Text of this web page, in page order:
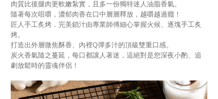
肉質比後腿肉更軟嫩紮實，且多一份獨特迷人油脂香氣。
隨著每次咀嚼，濃郁肉香在口中層層釋放，越嚼越過癮！
匠人手工炙烤．完美鎖汁由專業師傅細心掌握火候、逐塊手工炙
烤。
打造出外層微焦酥香、內裡Q彈多汁的頂級雙重口感。
炭火香氣隨之蔓延，每口都讓人著迷，這絕對是您深夜小酌、追
劇放鬆時的靈魂伴侶！